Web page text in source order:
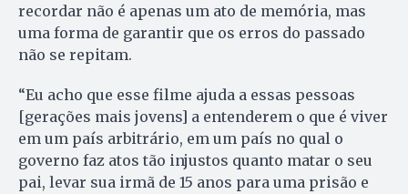
recordar não é apenas um ato de memória, mas
uma forma de garantir que os erros do passado
não se repitam.
“Eu acho que esse filme ajuda a essas pessoas
[gerações mais jovens] a entenderem o que é viver
em um país arbitrário, em um país no qual o
governo faz atos tão injustos quanto matar o seu
pai, levar sua irmã de 15 anos para uma prisão e